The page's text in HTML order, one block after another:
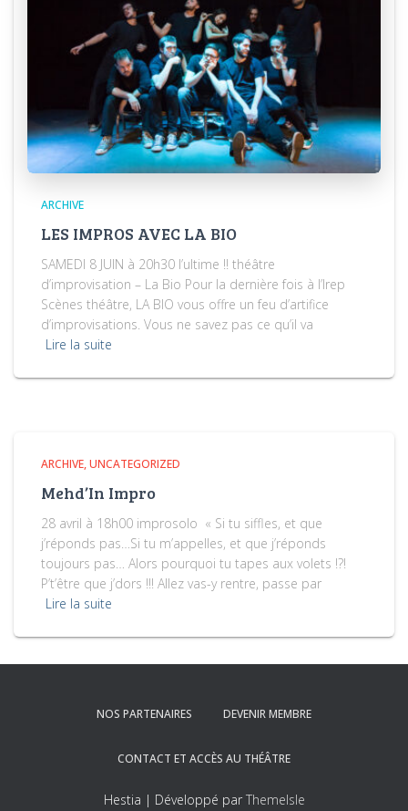
ARCHIVE
LES IMPROS AVEC LA BIO
SAMEDI 8 JUIN à 20h30 l’ultime !! théâtre
d’improvisation – La Bio Pour la dernière fois à l’Irep
Scènes théâtre, LA BIO vous offre un feu d’artifice
d’improvisations. Vous ne savez pas ce qu’il va
Lire la suite
ARCHIVE UNCATEGORIZED
Mehd’In Impro
28 avril à 18h00 improsolo « Si tu siffles, et que
j’réponds pas…Si tu m’appelles, et que j’réponds
toujours pas… Alors pourquoi tu tapes aux volets !?!
P’t’être que j’dors !!! Allez vas-y rentre, passe par
Lire la suite
NOS PARTENAIRES DEVENIR MEMBRE
CONTACT ET ACCÈS AU THÉÂTRE
Hestia | Développé par ThemeIsle